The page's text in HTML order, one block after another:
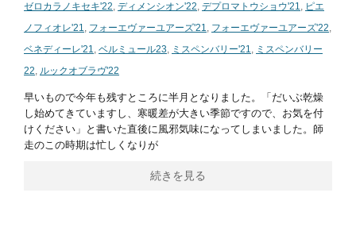
ゼロカラノキセキ'22, ディメンシオン'22, デプロマトウショウ'21, ピエ
ノフィオレ'21, フォーエヴァーユアーズ'21, フォーエヴァーユアーズ'22,
ベネディーレ'21, ベルミュール23, ミスペンバリー'21, ミスペンバリー
22, ルックオブラヴ'22
早いもので今年も残すところに半月となりました。「だいぶ乾燥
し始めてきていますし、寒暖差が大きい季節ですので、お気を付
けください」と書いた直後に風邪気味になってしまいました。師
走のこの時期は忙しくなりが
続きを見る